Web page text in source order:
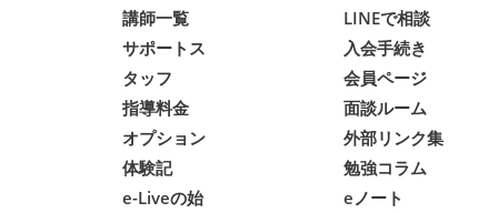
講師一覧
サポートス
タッフ
指導料金
オプション
体験記
e-Liveの始
LINEで相談
入会手続き
会員ページ
面談ルーム
外部リンク集
勉強コラム
eノート